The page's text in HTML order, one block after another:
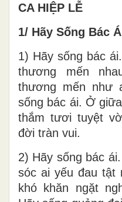
CA HIỆP LỄ
1/ Hãy Sống Bác
1) Hãy sống bác
thương mến
thương mến như
sống bác ái. Ở
thắm tươi tuyệt
đời tràn vui.
2) Hãy sống bác
sóc ai yếu đau tật
khó khăn ngặt